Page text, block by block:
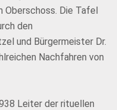
Oberschoss. Die Tafel
den
und Bürgermeister Dr.
Nachfahren von
Leiter der rituellen